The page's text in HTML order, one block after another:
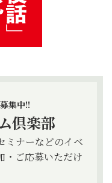
集中!!
倶楽部
ミナーなどのイベ
・ご応募いただけ